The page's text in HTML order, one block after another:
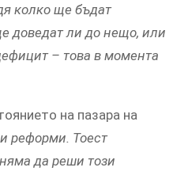
колко ще бъдат
доведат ли до нещо, или
– това в момента
на пазара на
реформи. Тоест
да реши този